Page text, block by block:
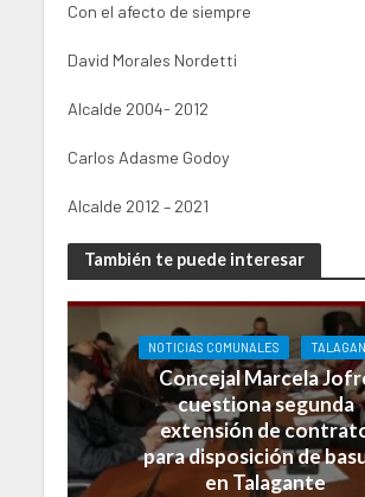
Con el afecto de siempre
David Morales Nordetti
Alcalde 2004- 2012
Carlos Adasme Godoy
Alcalde 2012 – 2021
También te puede interesar
NOTICIAS COMUNALES
Concejal Marcela
cuestiona segunda
extensión de
para disposición de
en Talagante